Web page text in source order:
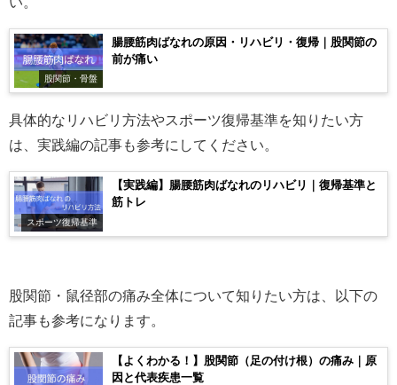
股関節・骨盤
腸腰筋肉ばなれの原因・リハビリ・復帰｜股関節の
前が痛い
具体的なリハビリ方法やスポーツ復帰基準を知りたい方
は、実践編の記事も参考にしてください。
スポーツ復帰基準
【実践編】腸腰筋肉ばなれのリハビリ｜復帰基準と
筋トレ
股関節・鼠径部の痛み全体について知りたい方は、以下の
記事も参考になります。
【よくわかる！】股関節（足の付け根）の痛み｜原
因と代表疾患一覧